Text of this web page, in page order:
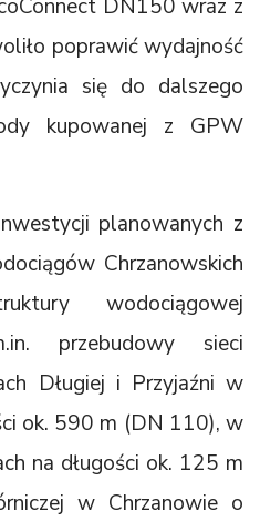
DN150 wraz z
poprawić wydajność
się do dalszego
kupowanej z GPW
planowanych z
Chrzanowskich
wodociągowej
przebudowy sieci
Długiej i Przyjaźni w
ok. 590 m (DN 110), w
na długości ok. 125 m
w Chrzanowie o